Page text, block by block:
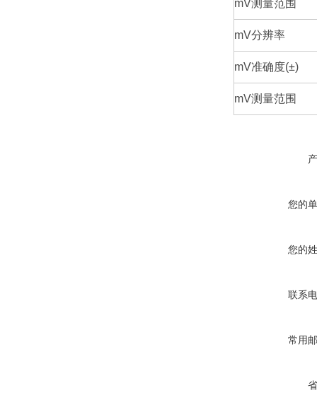
mV测量范围
mV分辨率
mV准确度(±)
mV测量范围
您的
您的
联系
常用